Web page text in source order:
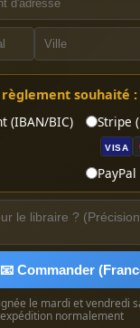
souhaité :
(IBAN/BIC)
Stripe
VISA
PayPal
📧 Commander
le mardi et vendredi
normalement